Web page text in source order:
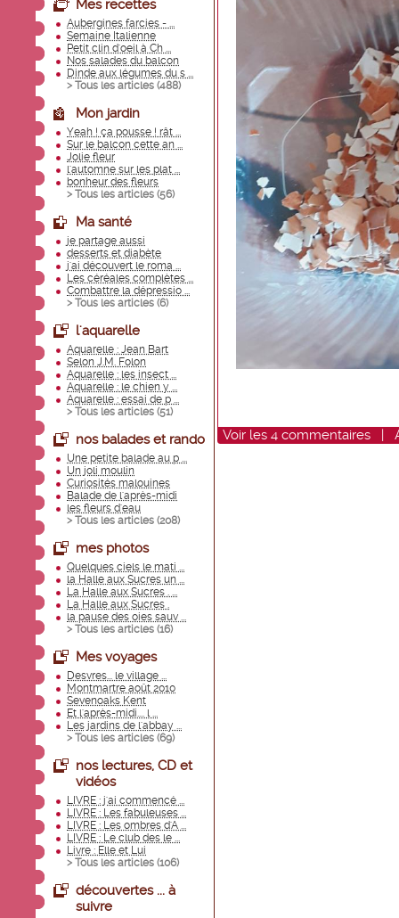
Mes recettes
Aubergines farcies - ...
Semaine Italienne
Petit clin d'oeil à Ch ...
Nos salades du balcon
Dinde aux légumes du s ...
> Tous les articles (488)
Mon jardin
Yeah ! ça pousse ! rât ...
Sur le balcon cette an ...
Jolie fleur
l'automne sur les plat ...
bonheur des fleurs
> Tous les articles (56)
Ma santé
je partage aussi
desserts et diabète
j'ai découvert le roma ...
Les céréales complètes ...
Combattre la dépressio ...
> Tous les articles (6)
l'aquarelle
Aquarelle : Jean Bart
Selon J.M. Folon
Aquarelle : les insect ...
Aquarelle : le chien y ...
Aquarelle : essai de p ...
> Tous les articles (51)
nos balades et rando
Une petite balade au p ...
Un joli moulin
Curiosités malouines
Balade de l'après-midi
les fleurs d'eau
> Tous les articles (208)
mes photos
Quelques ciels le mati ...
la Halle aux Sucres un ...
La Halle aux Sucres . ...
La Halle aux Sucres .
la pause des oies sauv ...
> Tous les articles (16)
Mes voyages
Desvres... le village ...
Montmartre août 2010
Sevenoaks Kent
Et l'après-midi.... l ...
Les jardins de l'abbay ...
> Tous les articles (69)
nos lectures, CD et
vidéos
LIVRE : j'ai commencé ...
LIVRE : Les fabuleuses ...
LIVRE : Les ombres d'A ...
LIVRE : Le club des le ...
Livre : Elle et Lui
> Tous les articles (106)
découvertes ... à
suivre
Voir les 4 commentaires |